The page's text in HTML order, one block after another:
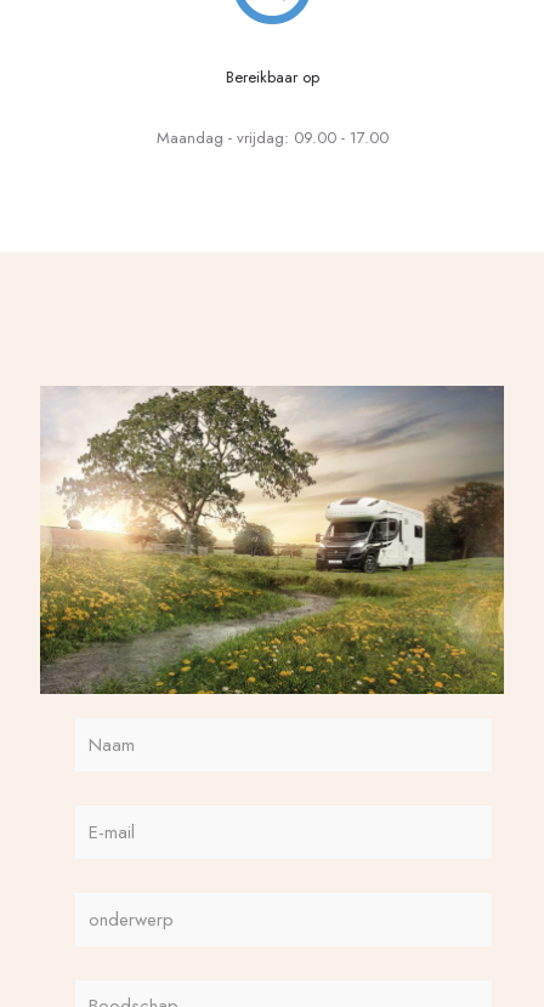
Bereikbaar op
Maandag - vrijdag: 09.00 - 17.00